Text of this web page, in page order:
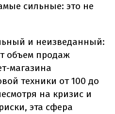
сильные: это не
и неизведанный:
объем продаж
магазина
техники от 100 до
на кризис и
эта сфера